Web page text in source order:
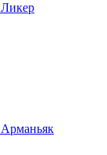
Ликер
Арманьяк